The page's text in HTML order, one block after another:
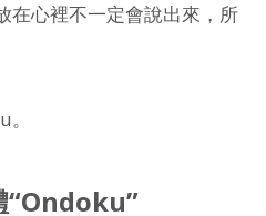
在心裡不一定會說出來，所
“Ondoku”